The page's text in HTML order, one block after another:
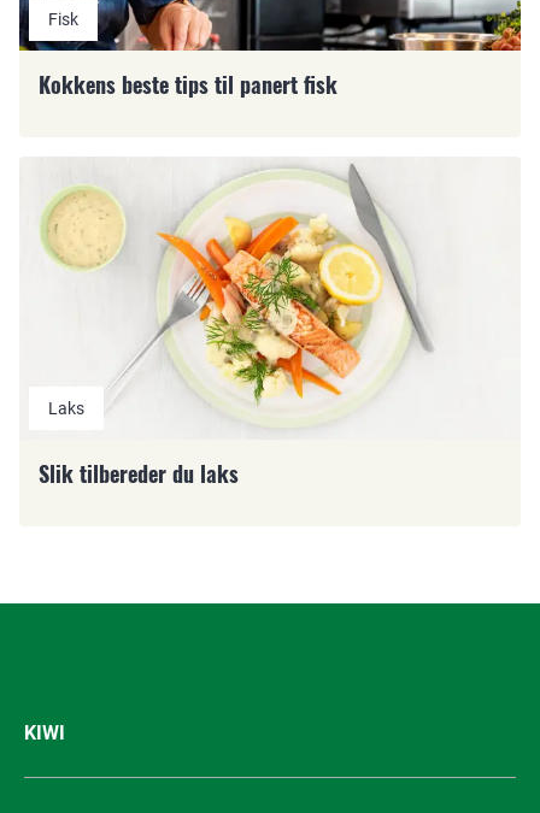
Fisk
Kokkens beste tips til panert fisk
Laks
Slik tilbereder du laks
KIWI